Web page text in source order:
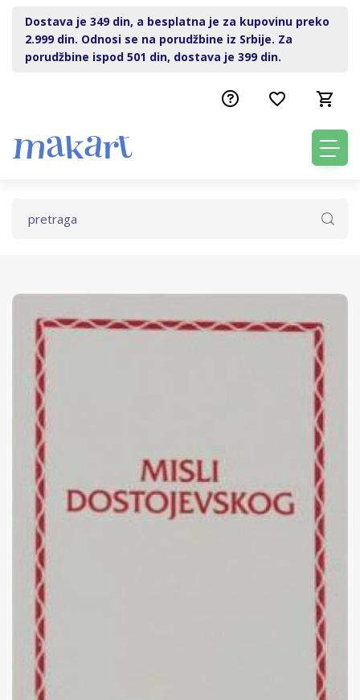
Dostava je 349 din, a besplatna je za kupovinu preko
2.999 din. Odnosi se na porudžbine iz Srbije. Za
porudžbine ispod 501 din, dostava je 399 din.